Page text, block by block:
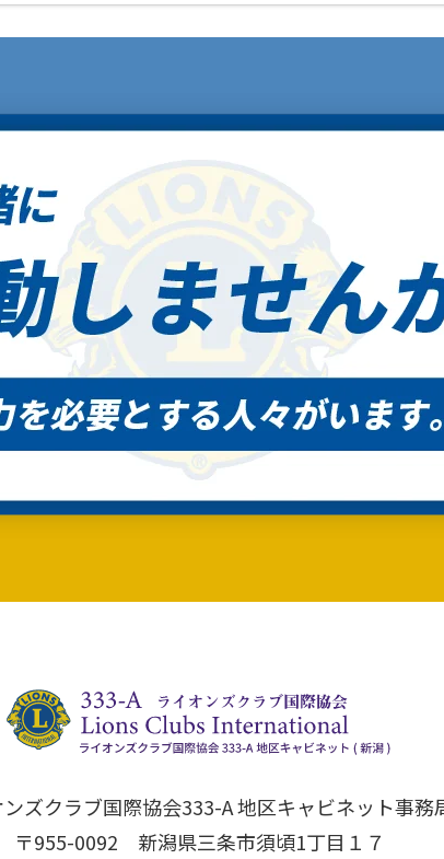
ズクラブ国際協会333-A 地区キャビネット事務
〒955-0092 新潟県三条市須頃1丁目１７